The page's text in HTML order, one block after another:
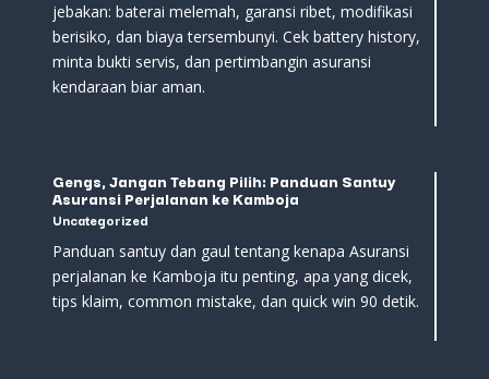
jebakan: baterai melemah, garansi ribet, modifikasi
berisiko, dan biaya tersembunyi. Cek battery history,
minta bukti servis, dan pertimbangin asuransi
kendaraan biar aman.
Gengs, Jangan Tebang Pilih: Panduan Santuy
Asuransi Perjalanan ke Kamboja
Uncategorized
Panduan santuy dan gaul tentang kenapa Asuransi
perjalanan ke Kamboja itu penting, apa yang dicek,
tips klaim, common mistake, dan quick win 90 detik.